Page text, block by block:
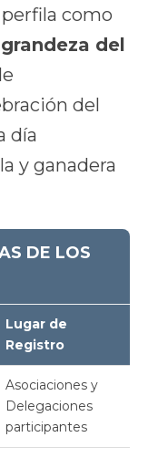
como
grandeza del
del
día
y ganadera
DE LOS
Lugar de
Registro
Asociaciones y
Delegaciones
participantes